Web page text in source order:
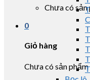
Chưa có sản
0
Giỏ hàng
Chưa có sản